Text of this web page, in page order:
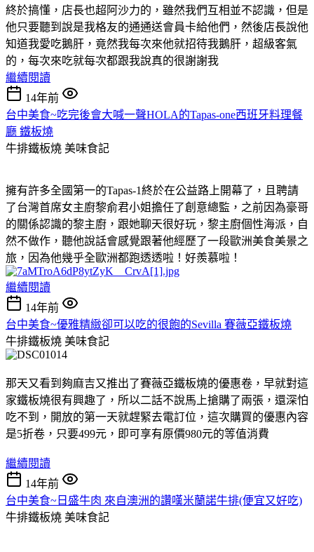
終於搞懂，店長也超阿沙力的，雖然我們互相並不認識，但是
他只要聽到說是我格友的通通送會員卡給他們，然後店長說他
知道我愛吃鵝肝，竟然我每次來他就招待我鵝肝，超級客氣
的，每次來吃就每次都跟我說真的很謝謝我
繼續閱讀
14年前
台中美食~吃完後會大喊一聲HOLA的Tapas-one西班牙料理餐
廳 鐵板燒
牛排鐵板燒 美味食記
擁有許多全國第一的Tapas-1終於在公益路上開幕了，且聘請
了台灣首席女主廚黎俞君小姐擔任了創意總監，之前因為豪哥
的關係認識的黎主廚，跟她聊天很好玩，黎主廚個性海派，自
然不做作，聽他說話會感覺跟著他經歷了一段歐洲美食美景之
旅，因為他幾乎全歐洲都跑透透啦！好羨慕啦！
繼續閱讀
14年前
台中美食~優雅精緻卻可以吃的很飽的Sevilla 賽薇亞鐵板燒
牛排鐵板燒 美味食記
那天又看到夠麻吉又推出了賽薇亞鐵板燒的優惠卷，早就對這
家鐵板燒很有興趣了，所以二話不說馬上搶購了兩張，還深怕
吃不到，開放的第一天就趕緊去電訂位，這次購買的優惠內容
是5折卷，只要499元，即可享有原價980元的等值消費
繼續閱讀
14年前
台中美食~日盛牛肉 來自澳洲的讚嘆米蘭諾牛排(便宜又好吃)
牛排鐵板燒 美味食記